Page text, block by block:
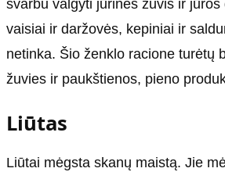
svarbu valgyti jūrines žuvis ir jūros
vaisiai ir daržovės, kepiniai ir
netinka. Šio ženklo racione turėtų
žuvies ir paukštienos, pieno
Liūtas
Liūtai mėgsta skanų maistą. Jie